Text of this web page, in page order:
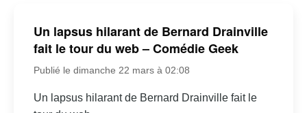
Un lapsus hilarant de Bernard Drainville
fait le tour du web – Comédie Geek
Publié le dimanche 22 mars à 02:08
Un lapsus hilarant de Bernard Drainville fait le